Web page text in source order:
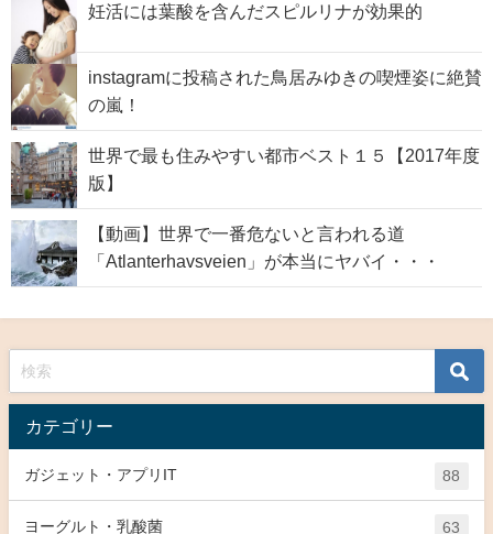
妊活には葉酸を含んだスピルリナが効果的
instagramに投稿された鳥居みゆきの喫煙姿に絶賛
の嵐！
世界で最も住みやすい都市ベスト１５【2017年度
版】
【動画】世界で一番危ないと言われる道
「Atlanterhavsveien」が本当にヤバイ・・・
カテゴリー
ガジェット・アプリIT 88
ヨーグルト・乳酸菌 63